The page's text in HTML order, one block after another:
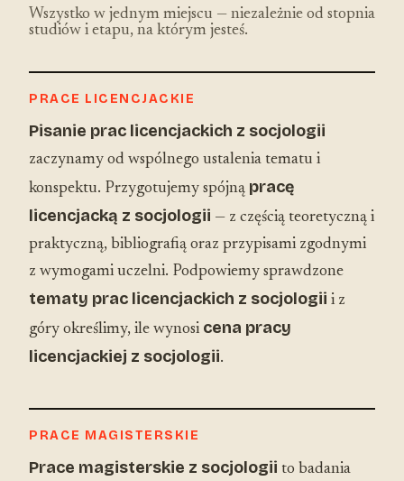
Wszystko w jednym miejscu — niezależnie od stopnia
studiów i etapu, na którym jesteś.
PRACE LICENCJACKIE
Pisanie prac licencjackich z socjologii
zaczynamy od wspólnego ustalenia tematu i
konspektu. Przygotujemy spójną pracę
licencjacką z socjologii — z częścią teoretyczną i
praktyczną, bibliografią oraz przypisami zgodnymi
z wymogami uczelni. Podpowiemy sprawdzone
tematy prac licencjackich z socjologii i z
góry określimy, ile wynosi cena pracy
licencjackiej z socjologii.
PRACE MAGISTERSKIE
Prace magisterskie z socjologii to badania